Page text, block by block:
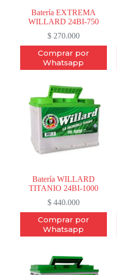
Batería EXTREMA
WILLARD 24BI-750
$270.000
Comprar por
Whatsapp
Batería WILLARD
TITANIO 24BI-1000
$440.000
Comprar por
Whatsapp